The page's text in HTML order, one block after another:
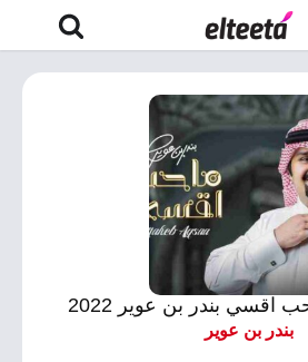
اقسي بندر بن عوير 2022
بندر بن عوير